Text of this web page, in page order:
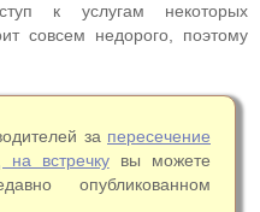
к услугам некоторых
совсем недорого, поэтому
за пересечение
встречкувы можете
опубликованном